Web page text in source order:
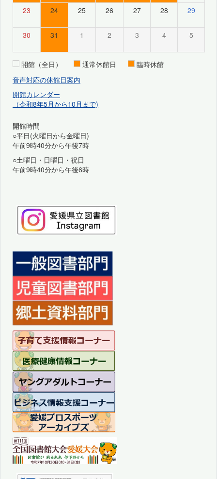
23 24 25 26 27 28 29
30 31 1 2 3 4 5
開館（全日） 通常休館日
臨時休館
音声対応の休館日案内
開館カレンダー
（令和8年5月から10月まで)
開館時間
○平日(火曜日から金曜日)
午前9時40分から午後7時
○土曜日・日曜日・祝日
午前9時40分から午後6時